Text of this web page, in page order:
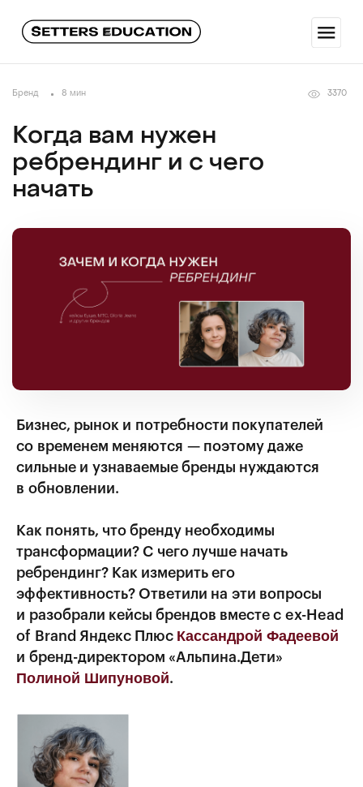
Бренд 8 мин 3370
Когда вам нужен
ребрендинг и с чего
начать
Бизнес, рынок и потребности покупателей
со временем меняются — поэтому даже
сильные и узнаваемые бренды нуждаются
в обновлении.
Как понять, что бренду необходимы
трансформации? С чего лучше начать
ребрендинг? Как измерить его
эффективность? Ответили на эти вопросы
и разобрали кейсы брендов вместе с ex-Head
of Brand Яндекс Плюс Кассандрой Фадеевой
и бренд-директором «Альпина.Дети»
Полиной Шипуновой.